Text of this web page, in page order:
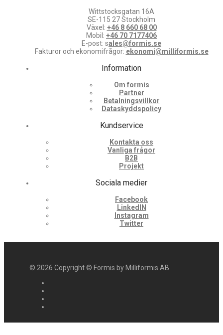
Wittstocksgatan 16A
SE-115 27 Stockholm
Växel: +46 8 660 68 00
Mobil: +46 70 7177406
E-post: sales@formis.se
Fakturor och ekonomifrågor: ekonomi@milliformis.se
Information
Om formis
Partner
Betalningsvillkor
Dataskyddspolicy
Kundservice
Kontakta oss
Vanliga frågor
B2B
Projekt
Sociala medier
Facebook
LinkedIN
Instagram
Twitter
© 2026 Copyright © Formis by Milliformis AB